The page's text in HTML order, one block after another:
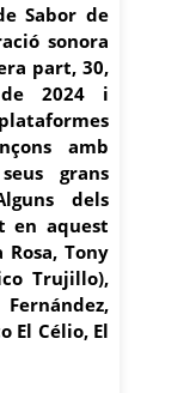
Sabor de
sonora
part, 30,
2024 i
amb
grans
dels
en aquest
Tony
Trujillo),
El Célio, El